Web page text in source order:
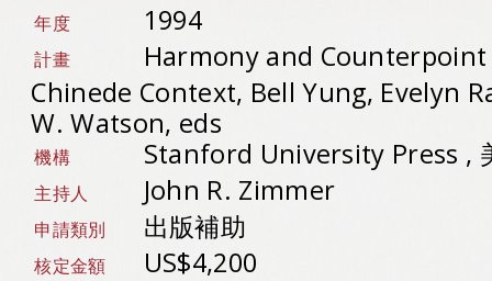
年度 1994
計畫
Harmony and
Chinede Context, Bell Yung, Evelyn
W. Watson, eds
機構 Stanford University Press ,
主持人 John R. Zimmer
申請類別 出版補助
核定金額 US$4,200